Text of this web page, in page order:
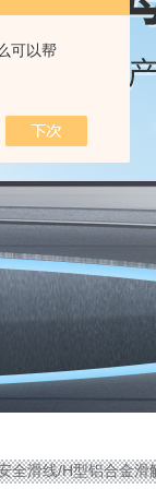
可以帮
全滑线/H型铝合金滑